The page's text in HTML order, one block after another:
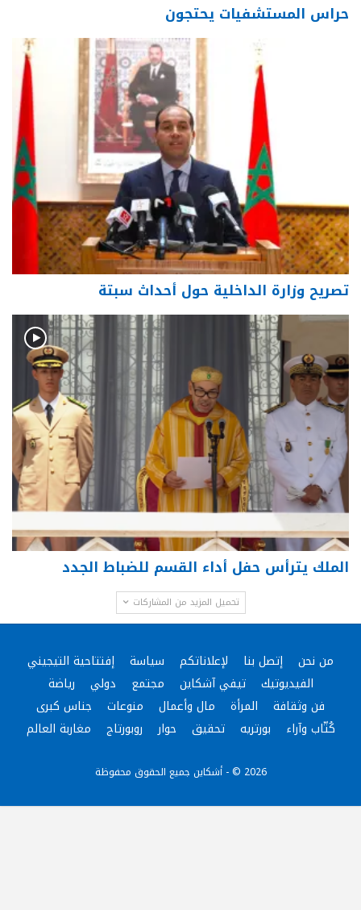
حراس المستشفيات يحتجون
تصريح وزارة الداخلية حول أحداث سبتة
الملك يترأس حفل أداء القسم للضباط الجدد
تحميل المزيد من المشاركات
من نحن إتصل بنا لإعلاناتكم سياسة
إفتتاحية التيجيني
الفيديوتيك
تيفي آشكاين مجتمع دولي
رياضة
فن وثقافة
المرأة مال وأعمال منوعات
جناس كبرى
كُتّاب وآراء
بورتريه تحقيق حوار روبورتاج مغاربة العالم
2026 © - أشكاين جميع الحقوق محفوظة